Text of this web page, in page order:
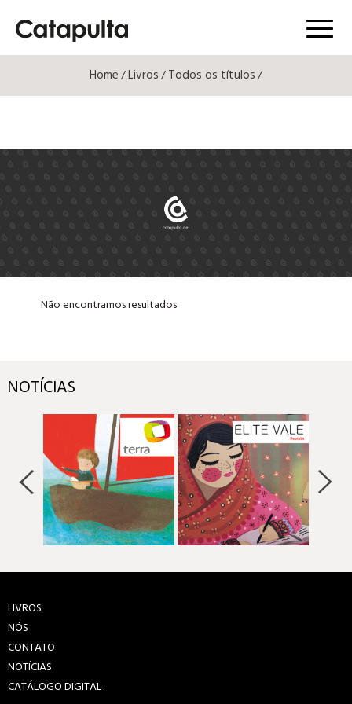
Menú
Home/Livros/Todos os títulos/
Não encontramos resultados.
NOTÍCIAS
LIVROS
NÓS
CONTATO
NOTÍCIAS
CATÁLOGO DIGITAL